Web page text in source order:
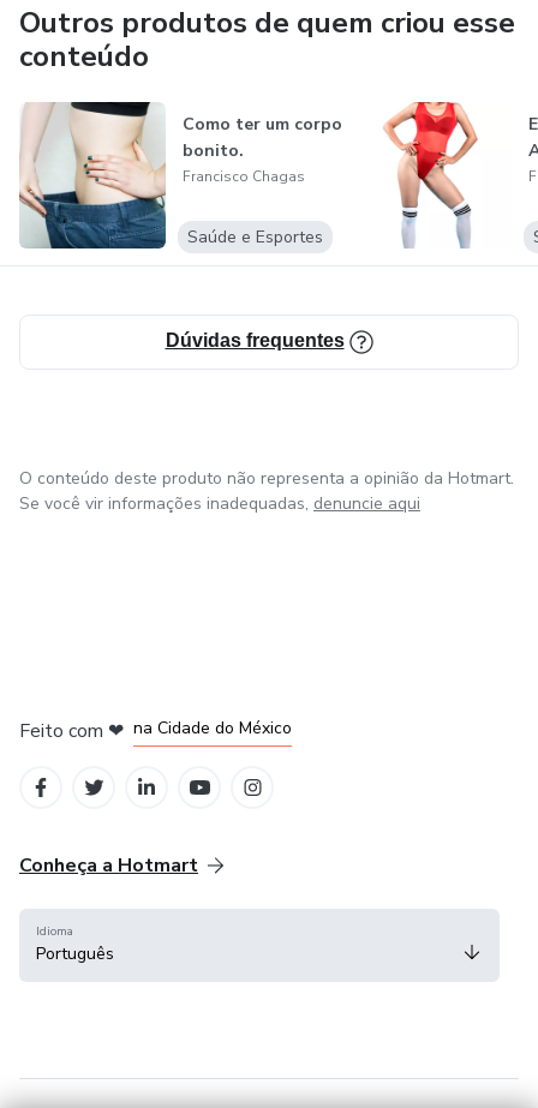
Pode se afiliar ao produto e ganhar uma grana extra e ainda
ajudar outras pessoas que também precisam deste
conteúdo.
Outros produtos de quem criou esse
conteúdo
Como ter um corpo
bonito.
Francisco Chagas
Saúde e Esportes
Dúvidas frequentes
O conteúdo deste produto não representa a opinião da Hotmart.
Se você vir informações inadequadas, denuncie aqui
Feito com ❤ na Cidade do México
Conheça a Hotmart
Idioma
Português